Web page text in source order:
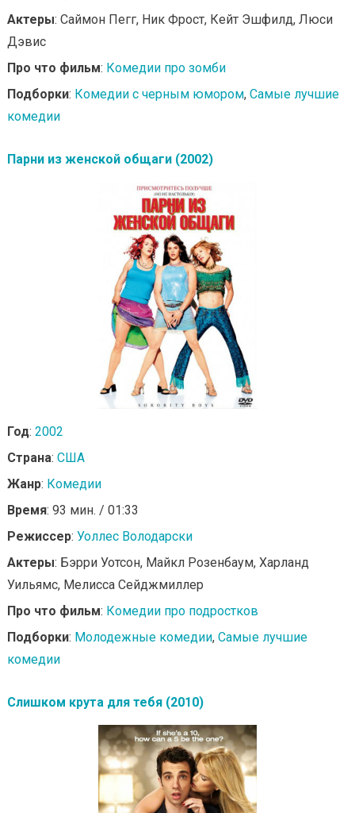
Актеры: Саймон Пегг, Ник Фрост, Кейт Эшфилд, Люси
Дэвис
Про что фильм: Комедии про зомби
Подборки: Комедии с черным юмором, Самые лучшие
комедии
Парни из женской общаги (2002)
Год: 2002
Страна: США
Жанр: Комедии
Время: 93 мин. / 01:33
Режиссер: Уоллес Володарски
Актеры: Бэрри Уотсон, Майкл Розенбаум, Харланд
Уильямс, Мелисса Сейджмиллер
Про что фильм: Комедии про подростков
Подборки: Молодежные комедии, Самые лучшие
комедии
Слишком крута для тебя (2010)